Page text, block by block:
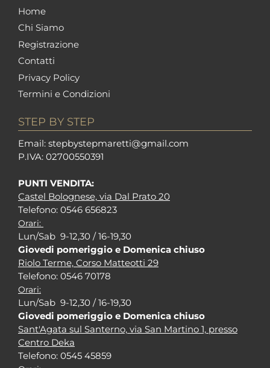
Home
Chi Siamo
Registrazione
Contatti
Privacy Policy
Termini e Condizioni
STEP BY STEP
Email: stepbystepmaretti@gmail.com
P.IVA: 02700550391
PUNTI VENDITA:
Castel Bolognese, via Dal Prato 20
Telefono: 0546 656823
Orari:
Lun/Sab 9-12,30 / 16-19,30
Giovedi pomeriggio e Domenica chiuso
Riolo Terme, Corso Matteotti 29
Telefono: 0546 70178
Orari:
Lun/Sab 9-12,30 / 16-19,30
Giovedi pomeriggio e Domenica chiuso
Sant'Agata sul Santerno, via San Martino 1, presso
Centro Deka
Telefono: 0545 45859